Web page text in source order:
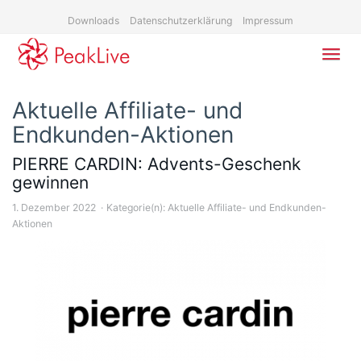
content
Downloads Datenschutzerklärung Impressum
Aktuelle Affiliate- und
Endkunden-Aktionen
PIERRE CARDIN: Advents-Geschenk
gewinnen
1. Dezember 2022 Kategorie(n): Aktuelle Affiliate- und Endkunden-
Aktionen